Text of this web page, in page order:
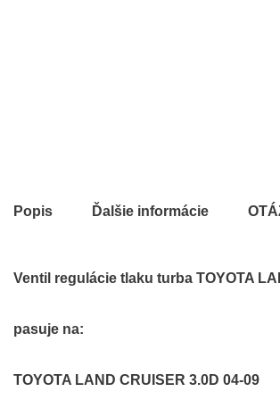
Popis Ďalšie informácie
Ventil regulácie tlaku turba TOYOTA
pasuje na:
TOYOTA LAND CRUISER 3.0D 04-09